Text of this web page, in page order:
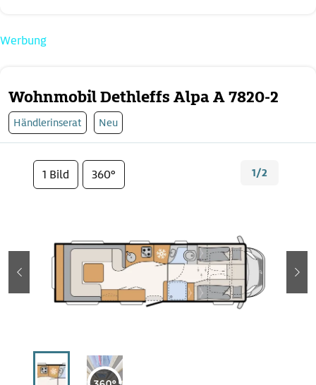
Wohnmobil Dethleffs Alpa A 7820-2
Händlerinserat Neu
1 Bild 360° 1/2
zurück
Werbung